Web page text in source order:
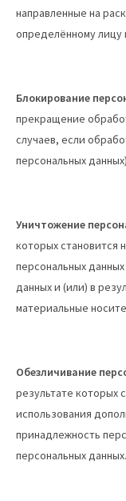
направленные на
определённому лицу
Блокирование
прекращение
случаев, если
персональных
Уничтожение
которых становится
персональных
данных и (или) в
материальные
Обезличивание
результате которых
использования
принадлежность
персональных данных.